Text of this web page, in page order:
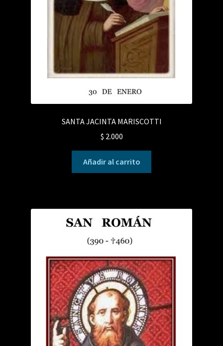
SANTA JACINTA MARISCOTTI
$ 2.000
Añadir al carrito